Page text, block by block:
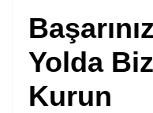
Yolda
Kurun